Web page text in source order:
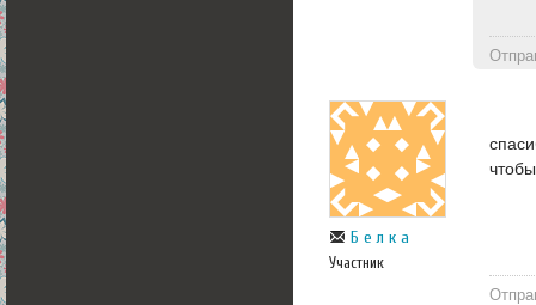
Б е л к а
Участник